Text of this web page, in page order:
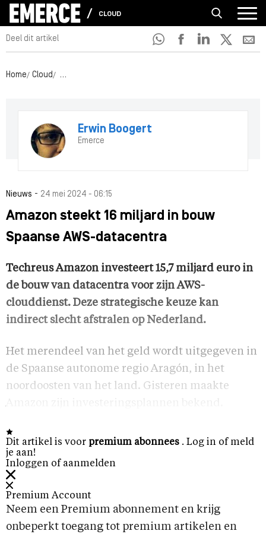
CLOUD
Deel dit artikel
Home Cloud Amazon steekt 16 miljard in bouw Spaanse AWS-
Erwin Boogert
Emerce
Nieuws - 24 mei 2024 - 06:15
Amazon steekt 16 miljard in bouw
Spaanse AWS-datacentra
Techreus Amazon investeert 15,7 miljard euro in
de bouw van datacentra voor zijn AWS-
clouddienst. Deze strategische keuze kan
indirect slecht afstralen op Nederland.
Het merendeel van het geld wordt uitgegeven in
de Spaanse autonome regio Aragón, in het
noordoosten van het land. Gisteren maakte
Dit artikel is voor premium abonnees . Log in of meld
je aan!
Inloggen of aanmelden
Premium Account
Neem een Premium abonnement en krijg
onbeperkt toegang tot premium artikelen en